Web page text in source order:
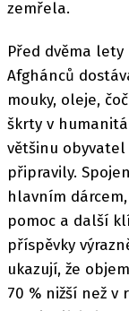
zemřela.
Před dvěma
Afghánců
mouky, oleje,
škrty v
většinu
připravily.
hlavním
pomoc a další
příspěvky
ukazují, že
70 % nižší než v